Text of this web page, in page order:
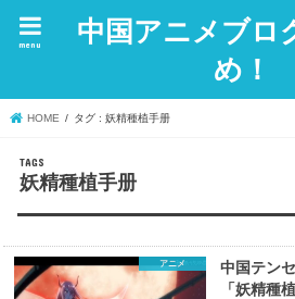
中国アニメブロ
め！
menu
HOME タグ : 妖精種植手册
妖精種植手册
アニメ
中国テン
「妖精種